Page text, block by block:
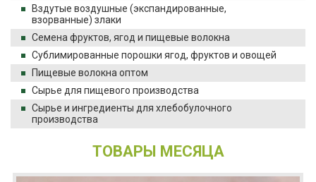
Вздутые воздушные (экспандированные,
взорванные) злаки
Семена фруктов, ягод и пищевые волокна
Сублимированные порошки ягод, фруктов и овощей
Пищевые волокна оптом
Сырье для пищевого производства
Сырье и ингредиенты для хлебобулочного
производства
ТОВАРЫ МЕСЯЦА